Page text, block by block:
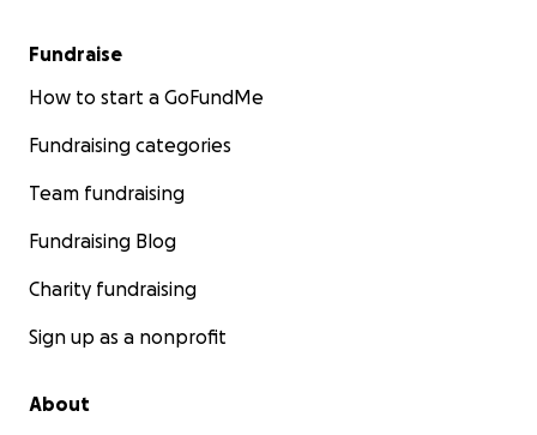
Fundraise
How to start a GoFundMe
Fundraising categories
Team fundraising
Fundraising Blog
Charity fundraising
Sign up as a nonprofit
About